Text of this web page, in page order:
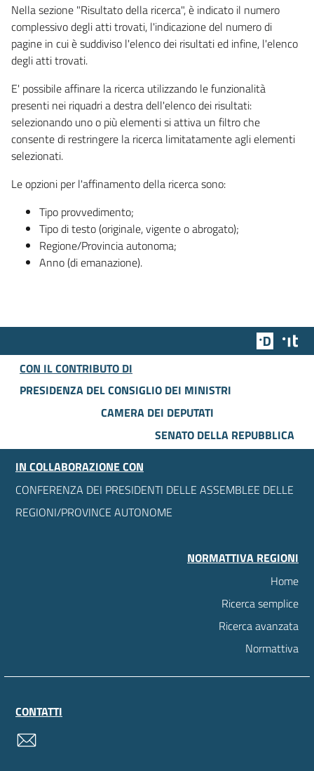
Nella sezione "Risultato della ricerca", è indicato il numero
complessivo degli atti trovati, l'indicazione del numero di
pagine in cui è suddiviso l'elenco dei risultati ed infine, l'elenco
degli atti trovati.
E' possibile affinare la ricerca utilizzando le funzionalità
presenti nei riquadri a destra dell'elenco dei risultati:
selezionando uno o più elementi si attiva un filtro che
consente di restringere la ricerca limitatamente agli elementi
selezionati.
Le opzioni per l'affinamento della ricerca sono:
Tipo provvedimento;
Tipo di testo (originale, vigente o abrogato);
Regione/Provincia autonoma;
Anno (di emanazione).
Team
CON IL CONTRIBUTO DI
PRESIDENZA DEL CONSIGLIO DEI MINISTRI
CAMERA DEI DEPUTATI
SENATO DELLA REPUBBLICA
IN COLLABORAZIONE CON
CONFERENZA DEI PRESIDENTI DELLE ASSEMBLEE DELLE
REGIONI/PROVINCE AUTONOME
NORMATTIVA REGIONI
Home
Ricerca semplice
Ricerca avanzata
Normattiva
CONTATTI